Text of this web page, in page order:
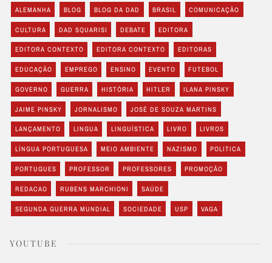
ALEMANHA BLOG BLOG DA DAD BRASIL COMUNICAÇÃO
CULTURA DAD SQUARISI DEBATE EDITORA
EDITORA CONTEXTO EDITORA CONTEXTO EDITORAS
EDUCAÇÃO EMPREGO ENSINO EVENTO FUTEBOL
GOVERNO GUERRA HISTÓRIA HITLER ILANA PINSKY
JAIME PINSKY JORNALISMO JOSÉ DE SOUZA MARTINS
LANÇAMENTO LINGUA LINGUÍSTICA LIVRO LIVROS
LÍNGUA PORTUGUESA MEIO AMBIENTE NAZISMO POLITICA
PORTUGUES PROFESSOR PROFESSORES PROMOÇÃO
REDACAO RUBENS MARCHIONI SAÚDE
SEGUNDA GUERRA MUNDIAL SOCIEDADE USP VAGA
YOUTUBE